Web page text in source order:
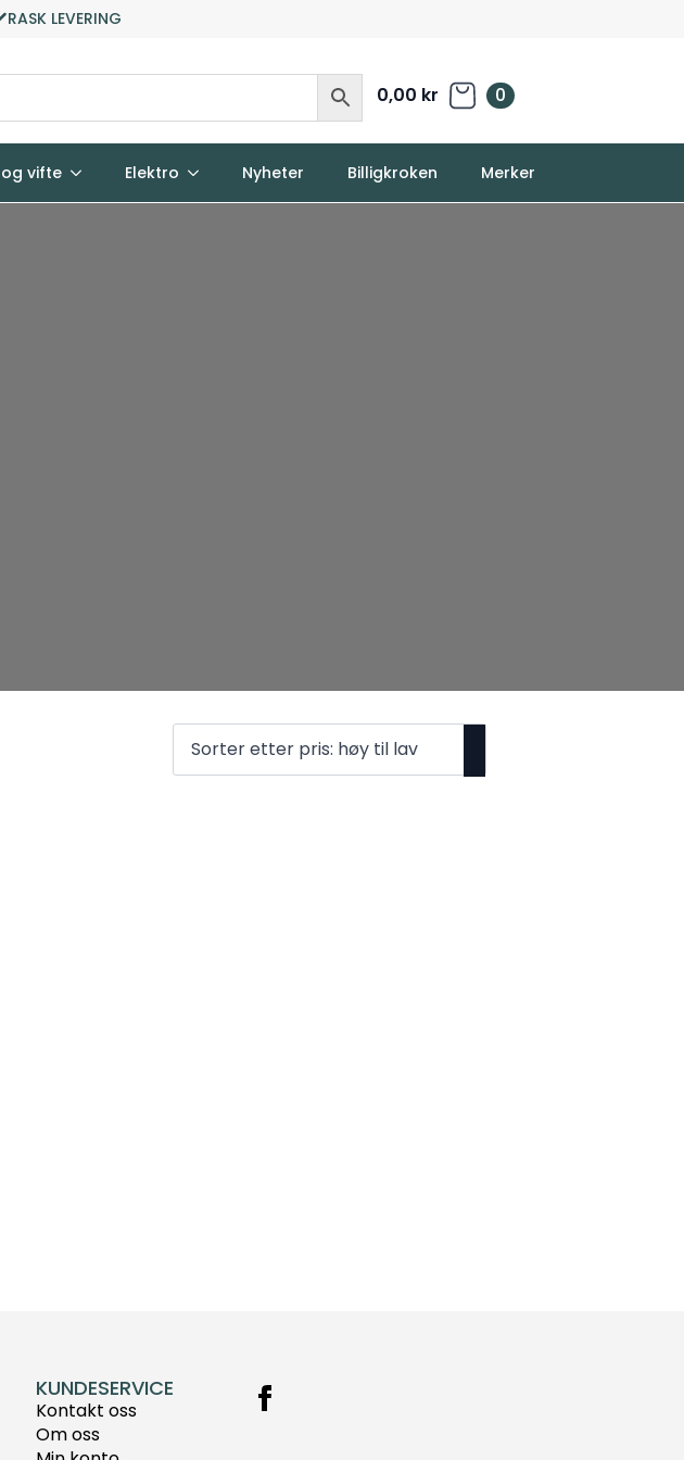
RASK LEVERING
0,00 kr 0
vifte Elektro Nyheter Billigkroken Merker
KUNDESERVICE
Kontakt oss
Om oss